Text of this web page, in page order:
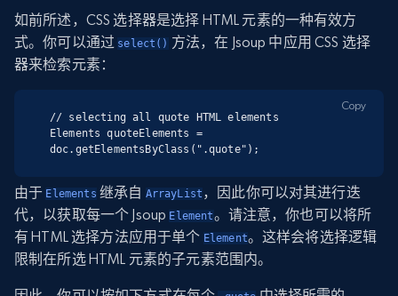
如前所述，CSS 选择器是选择 HTML 元素的一种有效方
式。你可以通过 select() 方法，在 Jsoup 中应用 CSS 选择
器来检索元素：
// selecting all quote HTML elements
Elements quoteElements =
doc.getElementsByClass(".quote");
Copy
由于 Elements 继承自 ArrayList ，因此你可以对其进行迭
代，以获取每一个 Jsoup Element。请注意，你也可以将所
有 HTML 选择方法应用于单个 Element。这样会将选择逻辑
限制在所选 HTML 元素的子元素范围内。